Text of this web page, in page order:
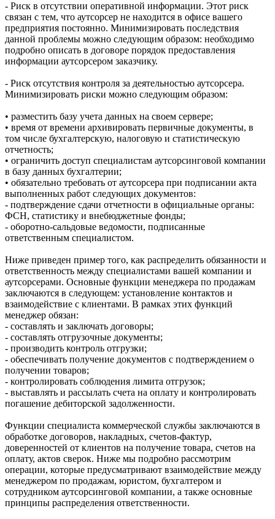
- Риск в отсутствии оперативной информации. Этот риск
связан с тем, что аутсорсер не находится в офисе вашего
предприятия постоянно. Минимизировать последствия
данной проблемы можно следующим образом: необходимо
подробно описать в договоре порядок предоставления
информации аутсорсером заказчику.
- Риск отсутствия контроля за деятельностью аутсорсера.
Минимизировать риски можно следующим образом:
• разместить базу учета данных на своем сервере;
• время от времени архивировать первичные документы, в
том числе бухгалтерскую, налоговую и статистическую
отчетность;
• ограничить доступ специалистам аутсорсинговой компании
в базу данных бухгалтерии;
• обязательно требовать от аутсорсера при подписании акта
выполненных работ следующих документов:
- подтверждение сдачи отчетности в официальные органы:
ФСН, статистику и внебюджетные фонды;
- оборотно-сальдовые ведомости, подписанные
ответственным специалистом.
Ниже приведен пример того, как распределить обязанности и
ответственность между специалистами вашей компании и
аутсорсерами. Основные функции менеджера по продажам
заключаются в следующем: установление контактов и
взаимодействие с клиентами. В рамках этих функций
менеджер обязан:
- составлять и заключать договоры;
- составлять отгрузочные документы;
- производить контроль отгрузки;
- обеспечивать получение документов с подтверждением о
получении товаров;
- контролировать соблюдения лимита отгрузок;
- выставлять и рассылать счета на оплату и контролировать
погашение дебиторской задолженности.
Функции специалиста коммерческой службы заключаются в
обработке договоров, накладных, счетов-фактур,
доверенностей от клиентов на получение товара, счетов на
оплату, актов сверок. Ниже мы подробно рассмотрим
операции, которые предусматривают взаимодействие между
менеджером по продажам, юристом, бухгалтером и
сотрудником аутсорсинговой компании, а также основные
принципы распределения ответственности.